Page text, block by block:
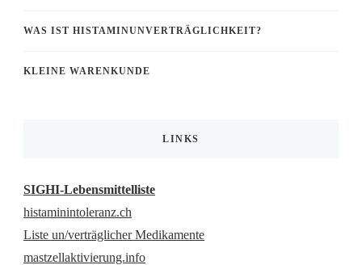
WAS IST HISTAMINUNVERTRÄGLICHKEIT?
KLEINE WARENKUNDE
LINKS
SIGHI-Lebensmittelliste
histaminintoleranz.ch
Liste un/verträglicher Medikamente
mastzellaktivierung.info